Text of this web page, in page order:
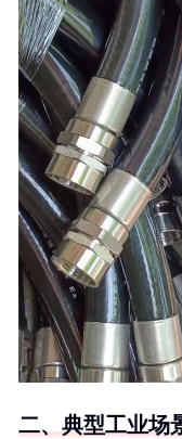
二、典型工业场